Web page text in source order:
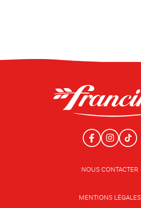
NOUS CONTACTER
MENTIONS LÉGALES